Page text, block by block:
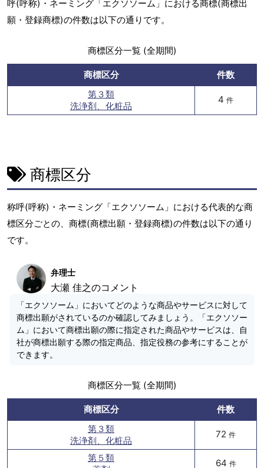
呼(呼称)・ネーミング「エクソソーム」における商標(商標出
願・登録商標)の件数は以下の通りです。
商標区分一覧 (全期間)
商標区分
件数
第３類
洗浄剤、化粧品
4 件
商標区分
称呼(呼称)・ネーミング「エクソソーム」における代表的な商
標区分ごとの、商標(商標出願・登録商標)の件数は以下の通り
です。
弁理士
大瀬 佳之のコメント
「エクソソーム」においてどのような商品やサービスに対して
商標出願がされているのか確認してみましょう。「エクソソー
ム」において商標出願の際に指定された商品やサービスは、自
社が商標出願する際の指定商品、指定役務の参考にすることが
できます。
商標区分一覧 (全期間)
商標区分
件数
第３類
洗浄剤、化粧品
72 件
第５類
64 件